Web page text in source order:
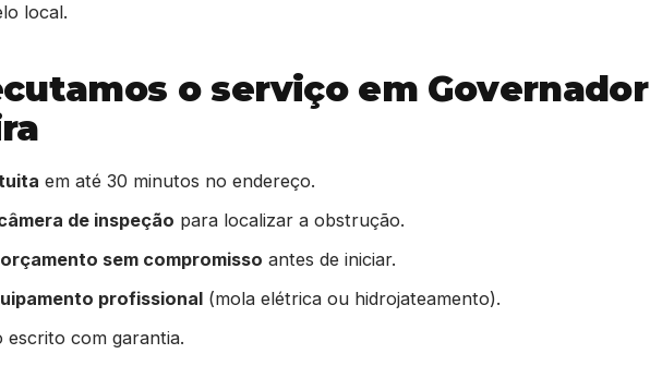
local.
o serviço em Governador
em até 30 minutos no endereço.
de inspeção para localizar a obstrução.
sem compromisso antes de iniciar.
profissional (mola elétrica ou hidrojateamento).
escrito com garantia.